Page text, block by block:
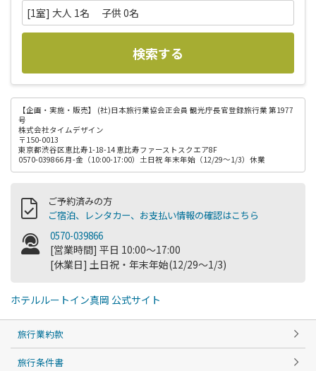
[1室] 大人 1名 子供 0名
検索する
【企画・実施・販売】
(社)日本旅行業協会正会員 観光庁長官登録旅行業 第1977
号
株式会社タイムデザイン
〒150-0013
東京都渋谷区恵比寿1-18-14 恵比寿ファーストスクエア8F
0570-039866 月-金（10:00-17:00）土日祝 年末年始（12/29～1/3）休業
ご予約済みの方
ご宿泊、レンタカー、お支払い情報の確認はこちら
0570-039866
[営業時間] 平日 10:00～17:00
[休業日] 土日祝・年末年始(12/29～1/3)
ホテルルートイン真岡 公式サイト
旅行業約款
旅行条件書